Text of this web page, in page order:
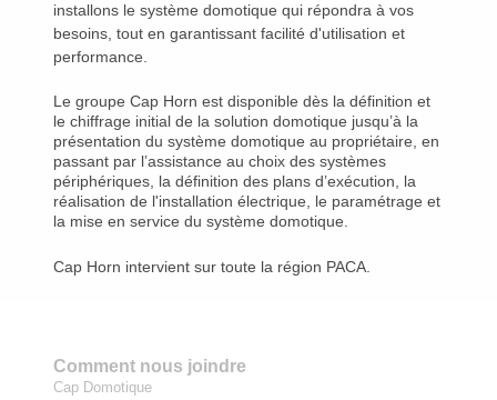
installons le système domotique qui répondra à vos
besoins, tout en garantissant facilité d'utilisation et
performance.
Le groupe Cap Horn est disponible dès la définition et
le chiffrage initial de la solution domotique jusqu’à la
présentation du système domotique au propriétaire, en
passant par l’assistance au choix des systèmes
périphériques, la définition des plans d’exécution, la
réalisation de l'installation électrique, le paramétrage et
la mise en service du système domotique.
Cap Horn intervient sur toute la région PACA.
Comment nous joindre
Cap Domotique